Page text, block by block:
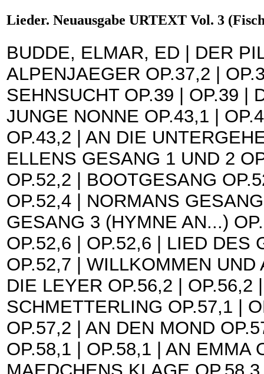
Lieder. Neuausgabe URTEXT Vol. 3
BUDDE, ELMAR, ED | DER
ALPENJAEGER OP.37,2 |
SEHNSUCHT OP.39 | OP.39 |
JUNGE NONNE OP.43,1 |
OP.43,2 | AN DIE
ELLENS GESANG 1 UND 2
OP.52,2 | BOOTGESANG
OP.52,4 | NORMANS
GESANG 3 (HYMNE AN...)
OP.52,6 | OP.52,6 | LIED DES
OP.52,7 | WILLKOMMEN
DIE LEYER OP.56,2 | OP.56,2
SCHMETTERLING OP.57,1 |
OP.57,2 | AN DEN MOND
OP.58,1 | OP.58,1 | AN EMMA